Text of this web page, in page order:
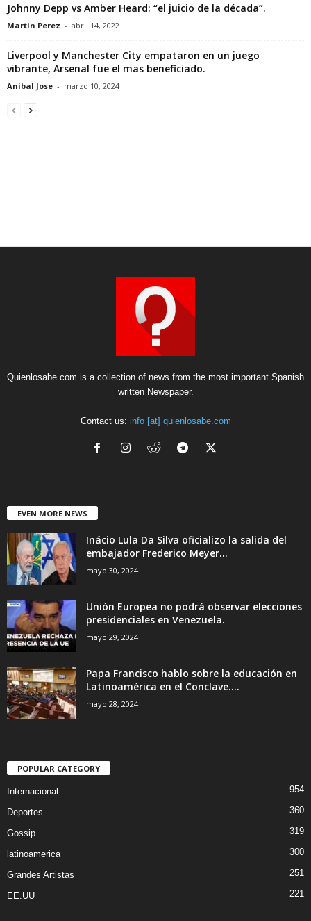
Johnny Depp vs Amber Heard: “el juicio de la década”.
Martin Perez - abril 14, 2022
Liverpool y Manchester City empataron en un juego
vibrante, Arsenal fue el mas beneficiado.
Anibal Jose - marzo 10, 2024
Quienlosabe.com is a collection of news from the most important Spanish
written Newspaper.
Contact us: info [at] quienlosabe.com
EVEN MORE NEWS
Inácio Lula Da Silva oficializo la salida del
embajador Frederico Meyer...
mayo 30, 2024
Unión Europea no podrá observar elecciones
presidenciales en Venezuela.
mayo 29, 2024
Papa Francisco hablo sobre la educación en
Latinoamérica en el Conclave....
mayo 28, 2024
POPULAR CATEGORY
Internacional 954
Deportes 360
Gossip 319
latinoamerica 300
Grandes Artistas 251
EE.UU 221